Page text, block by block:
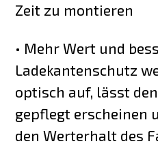
Zeit zu montieren
• Mehr Wert und
Ladekantenschutz
optisch auf, lässt
gepflegt erscheinen
den Werterhalt des